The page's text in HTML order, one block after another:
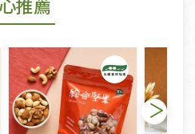
適用七天鑑賞期商品」情
不接受退換貨.
品七天免費鑑賞期(含例假
未經使用或被汙損(除商品
貨。